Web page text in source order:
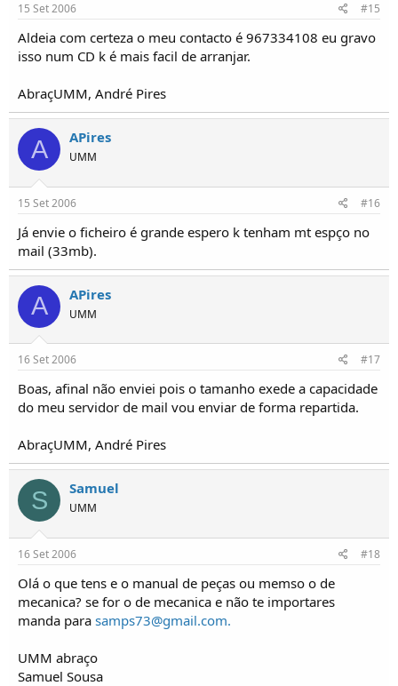
15 Set 2006 #15
Aldeia com certeza o meu contacto é 967334108 eu gravo
isso num CD k é mais facil de arranjar.
AbraçUMM, André Pires
A APires
UMM
15 Set 2006 #16
Já envie o ficheiro é grande espero k tenham mt espço no
mail (33mb).
A APires
UMM
16 Set 2006 #17
Boas, afinal não enviei pois o tamanho exede a capacidade
do meu servidor de mail vou enviar de forma repartida.
AbraçUMM, André Pires
S Samuel
UMM
16 Set 2006 #18
Olá o que tens e o manual de peças ou memso o de
mecanica? se for o de mecanica e não te importares
manda para samps73@gmail.com.
UMM abraço
Samuel Sousa